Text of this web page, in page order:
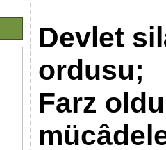
Devlet
ordusu;
Farz